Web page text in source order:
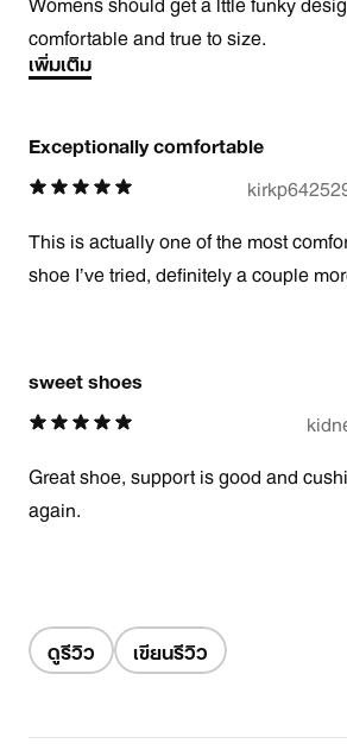
comfortable and true to size.
เพิ่มเติม
Exceptionally comfortable
This is actually one of the most
shoe I’ve tried, definitely a couple
sweet shoes
Great shoe, support is good and
again.
ดูรีวิว เขียนรีวิว